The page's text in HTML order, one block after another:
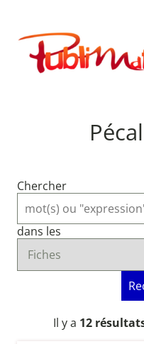
contenu
Publimath
Chercher
dans les
Il y a 12